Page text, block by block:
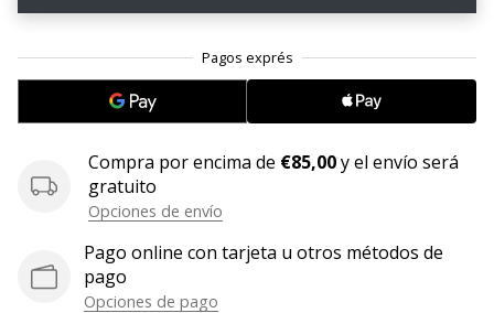
queremos
Mostrar
todos
artículos
Compra por encima de €85,00y el envío será
gratuito
Opciones de envío
Pago online con tarjeta u otros métodos de
pago
Opciones de pago